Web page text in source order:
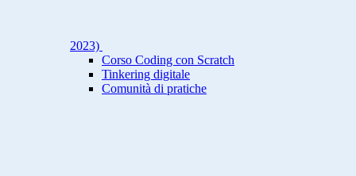
2023)
Corso Coding con Scratch
Tinkering digitale
Comunità di pratiche